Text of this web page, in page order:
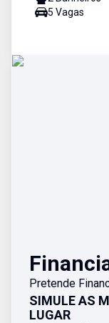
5 Vagas
Pretende
SIMULE AS
LUGAR